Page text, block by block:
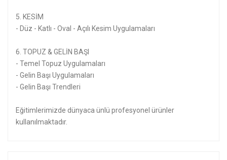
5. KESİM
- Düz - Katlı - Oval - Açılı Kesim Uygulamaları
6. TOPUZ & GELİN BAŞI
- Temel Topuz Uygulamaları
- Gelin Başı Uygulamaları
- Gelin Başı Trendleri
Eğitimlerimizde dünyaca ünlü profesyonel ürünler
kullanılmaktadır.